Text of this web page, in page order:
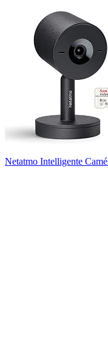
Netatmo Intelligente